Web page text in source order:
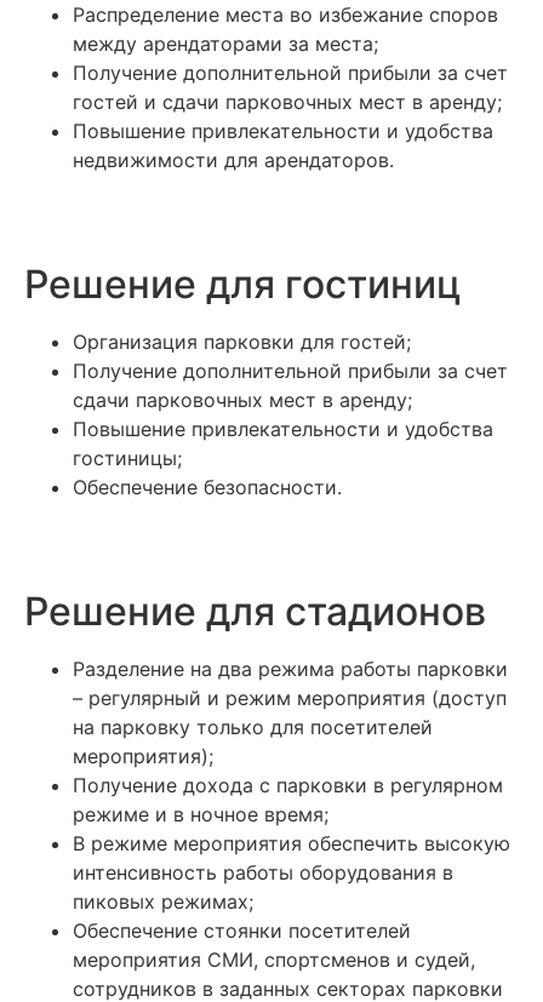
Распределение места во избежание споров
между арендаторами за места;
Получение дополнительной прибыли за счет
гостей и сдачи парковочных мест в аренду;
Повышение привлекательности и удобства
недвижимости для арендаторов.
Решение для гостиниц
Организация парковки для гостей​;
Получение дополнительной прибыли за счет
сдачи парковочных мест в аренду​;
Повышение привлекательности и удобства
гостиницы​;
Обеспечение безопасности.
Решение для стадионов
Разделение на два режима работы парковки
– регулярный и режим мероприятия (доступ
на парковку только для посетителей
мероприятия);
Получение дохода с парковки в регулярном
режиме и в ночное время;
В режиме мероприятия обеспечить высокую
интенсивность работы оборудования в
пиковых режимах;
Обеспечение стоянки посетителей
мероприятия СМИ, спортсменов и судей,
сотрудников в заданных секторах парковки